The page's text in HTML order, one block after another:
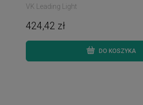
VK Leading Light
424,42 zł
DO KOSZYKA